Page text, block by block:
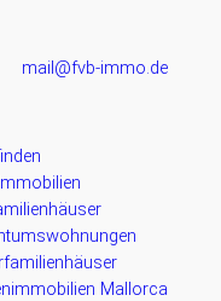
mail@fvb-immo.de
Mallorca